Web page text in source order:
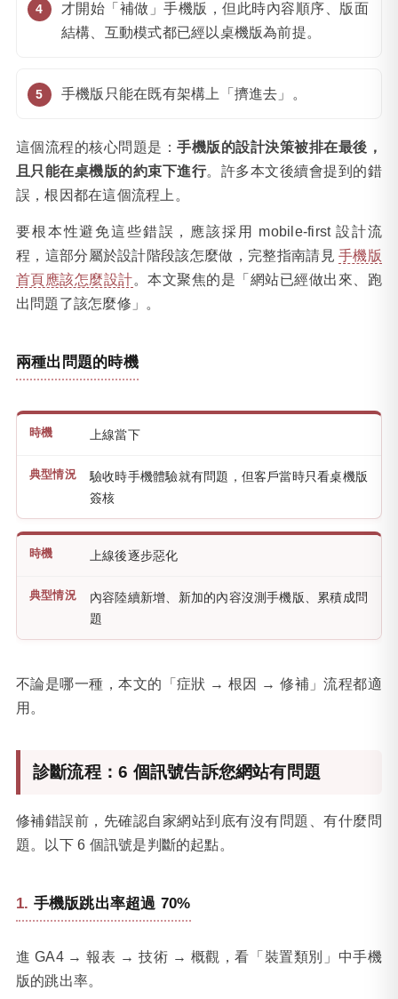
才開始「補做」手機版，但此時內容順序、版面
結構、互動模式都已經以桌機版為前提。
手機版只能在既有架構上「擠進去」。
這個流程的核心問題是：手機版的設計決策被排在最後，
且只能在桌機版的約束下進行。許多本文後續會提到的錯
誤，根因都在這個流程上。
要根本性避免這些錯誤，應該採用 mobile-first 設計流
程，這部分屬於設計階段該怎麼做，完整指南請見手機版
首頁應該怎麼設計。本文聚焦的是「網站已經做出來、跑
出問題了該怎麼修」。
兩種出問題的時機
上線當下
驗收時手機體驗就有問題，但客戶當時只看桌機版
簽核
上線後逐步惡化
內容陸續新增、新加的內容沒測手機版、累積成問
題
不論是哪一種，本文的「症狀 → 根因 → 修補」流程都適
用。
診斷流程：6 個訊號告訴您網站有問題
修補錯誤前，先確認自家網站到底有沒有問題、有什麼問
題。以下 6 個訊號是判斷的起點。
手機版跳出率超過 70%
進 GA4 → 報表 → 技術 → 概觀，看「裝置類別」中手機
版的跳出率。